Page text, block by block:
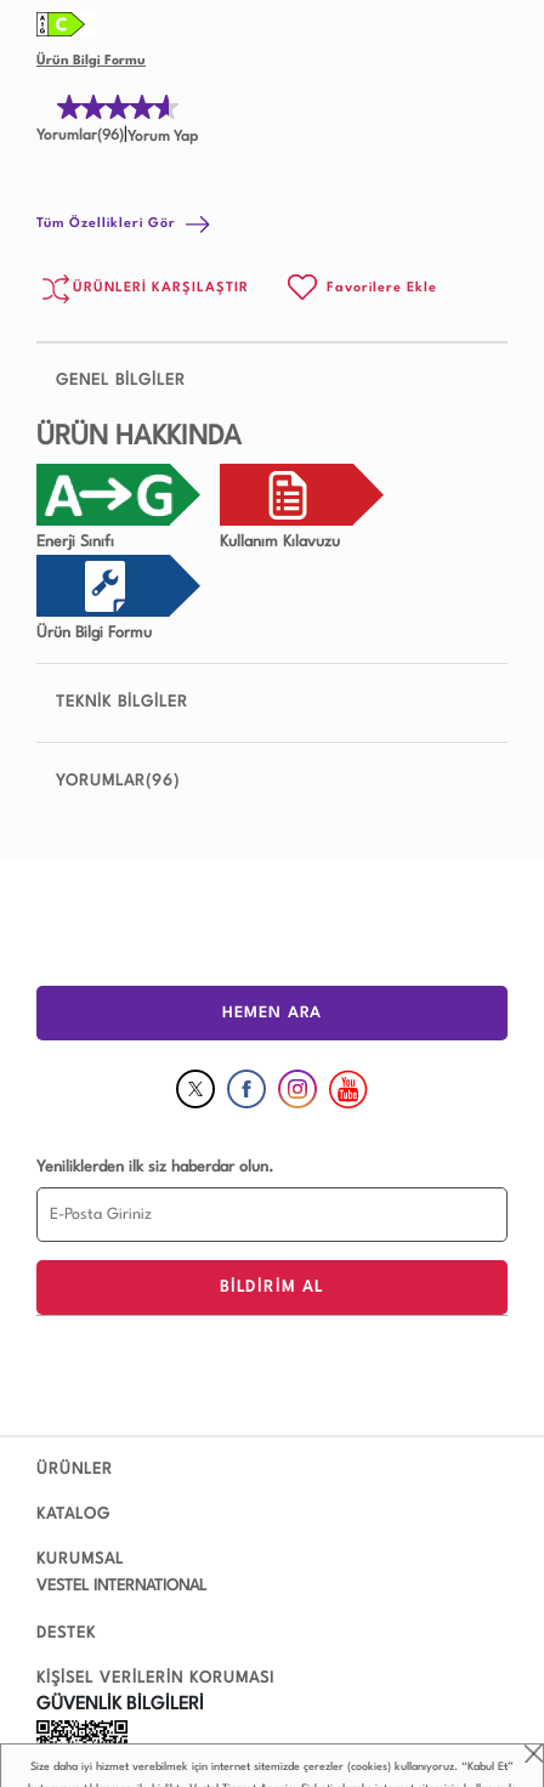
Ürün Bilgi Formu
Yorumlar(96) Yorum Yap
Tüm Özellikleri Gör
ÜRÜNLERİ KARŞILAŞTIR Favorilere Ekle
GENEL BİLGİLER
ÜRÜN HAKKINDA
Enerji Sınıfı Kullanım Kılavuzu
Ürün Bilgi Formu
TEKNİK BİLGİLER
YORUMLAR(96)
Size daha iyi hizmet verebilmek için internet sitemizde çerezler (cookies) kullanıyoruz. “Kabul Et”
HEMEN ARA
Yeniliklerden ilk siz haberdar olun.
ÜRÜNLER
KATALOG
KURUMSAL
VESTEL INTERNATIONAL
DESTEK
KİŞİSEL VERİLERİN KORUMASI
GÜVENLİK BİLGİLERİ